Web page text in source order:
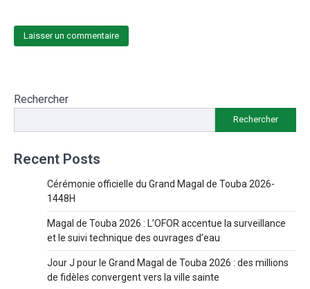
Rechercher
Rechercher
Recent Posts
Cérémonie officielle du Grand Magal de Touba 2026-
1448H
Magal de Touba 2026 : L’OFOR accentue la surveillance
et le suivi technique des ouvrages d’eau
Jour J pour le Grand Magal de Touba 2026 : des millions
de fidèles convergent vers la ville sainte